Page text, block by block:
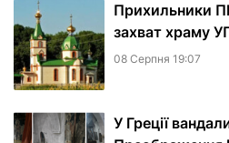
Прихильники
захват храму
08 Серпня 19:07
У Греції